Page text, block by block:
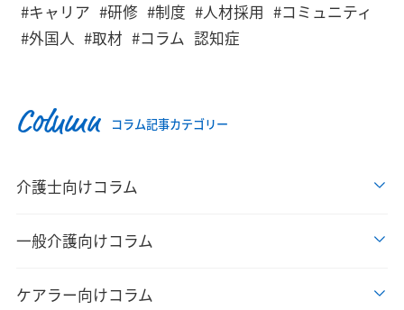
#キャリア #研修 #制度 #人材採用 #コミュニティ
#外国人 #取材 #コラム 認知症
Column コラム記事カテゴリー
介護士向けコラム
一般介護向けコラム
ケアラー向けコラム